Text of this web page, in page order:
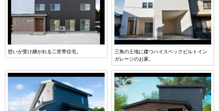
想いが受け継がれる二世帯住宅。
三角の土地に建つハイスペックビルトイン
ガレージのお家。